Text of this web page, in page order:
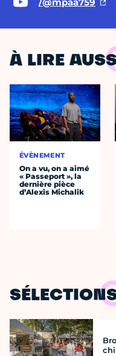
À LIRE
ÉVÈNEMENT
On a vu, on a aimé
« Passeport », la
dernière pièce
d’Alexis Michalik